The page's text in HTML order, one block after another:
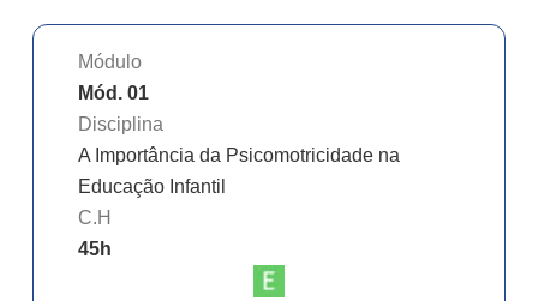
Módulo
Mód. 01
Disciplina
A Importância da Psicomotricidade na
Educação Infantil
C.H
45h